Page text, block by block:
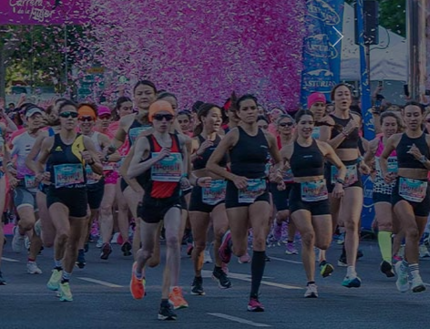
Next